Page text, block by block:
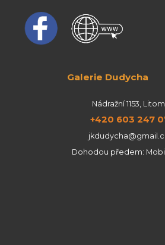
Galerie Dudycha
Nádražní 1153,
+420 603 247
Dohodou předem: